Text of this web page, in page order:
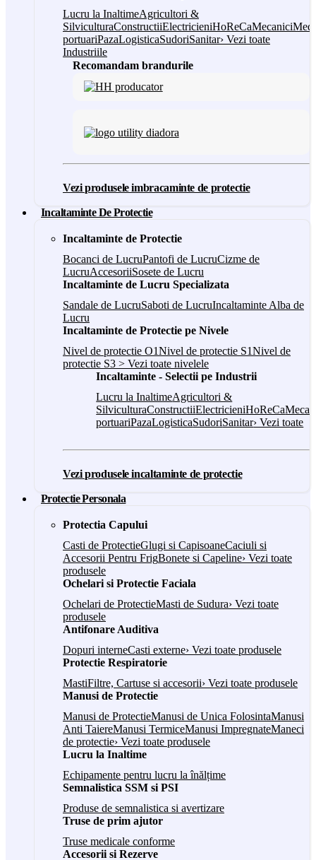
Lucru la InaltimeAgricultori &
SilviculturaConstructiiElectricieniHoReCaMecanici
portuariPazaLogisticaSudoriSanitar› Vezi toate
Industriile
Recomandam brandurile
Vezi produsele imbracaminte de protectie
Incaltaminte De Protectie
Incaltaminte de Protectie
Bocanci de LucruPantofi de LucruCizme de
LucruAccesoriiSosete de Lucru
Incaltaminte de Lucru Specializata
Sandale de LucruSaboti de LucruIncaltaminte Alba de
Lucru
Incaltaminte de Protectie pe Nivele
Nivel de protectie O1Nivel de protectie S1Nivel de
protectie S3 > Vezi toate nivelele
Incaltaminte - Selectii pe Industrii
Lucru la InaltimeAgricultori &
SilviculturaConstructiiElectricieniHoReCa
portuariPazaLogisticaSudoriSanitar› Vezi toate
Vezi produsele incaltaminte de protectie
Protectie Personala
Protectia Capului
Casti de ProtectieGlugi si CapisoaneCaciuli si
Accesorii Pentru FrigBonete si Capeline› Vezi toate
produsele
Ochelari si Protectie Faciala
Ochelari de ProtectieMasti de Sudura› Vezi toate
produsele
Antifonare Auditiva
Dopuri interneCasti externe› Vezi toate produsele
Protectie Respiratorie
MastiFiltre, Cartuse si accesorii› Vezi toate produsele
Manusi de Protectie
Manusi de ProtectieManusi de Unica FolosintaManusi
Anti TaiereManusi TermiceManusi ImpregnateManeci
de protectie› Vezi toate produsele
Lucru la Inaltime
Echipamente pentru lucru la înălțime
Semnalistica SSM si PSI
Produse de semnalistica si avertizare
Truse de prim ajutor
Truse medicale conforme
Accesorii si Rezerve